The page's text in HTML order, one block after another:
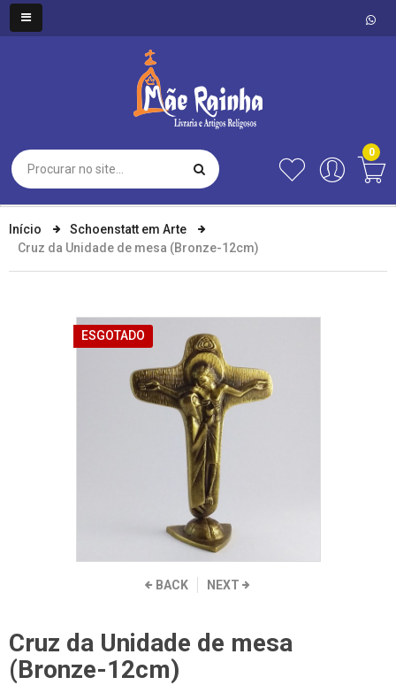
0
Início
Schoenstatt em Arte
Cruz da Unidade de mesa (Bronze-12cm)
BACK NEXT
ESGOTADO
Cruz da Unidade de mesa
(Bronze-12cm)